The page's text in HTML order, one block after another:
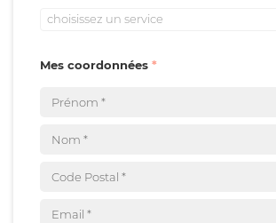
choisissez un service
Mes coordonnées